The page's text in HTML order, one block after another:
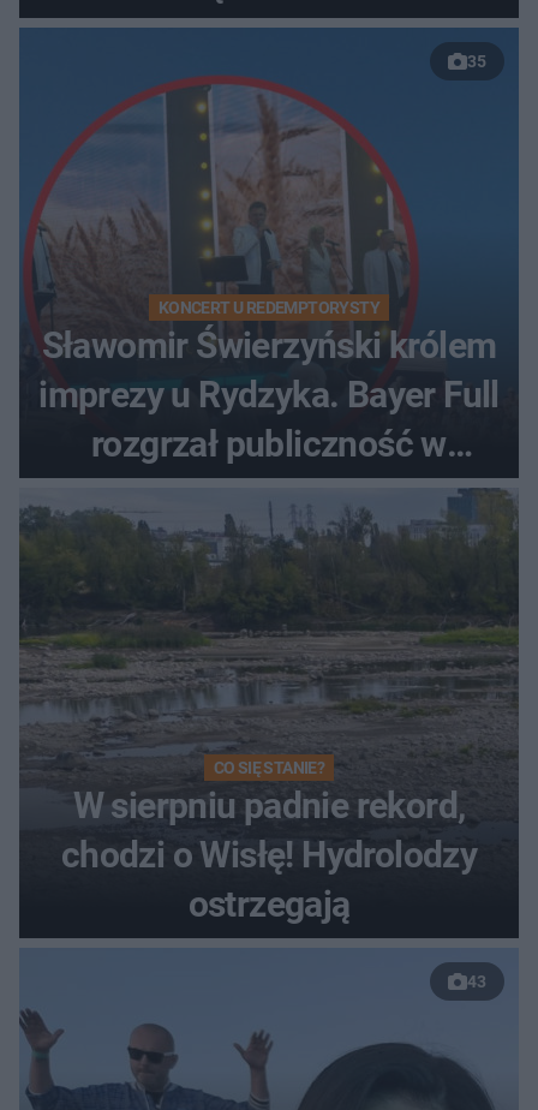
35
KONCERT U REDEMPTORYSTY
Sławomir Świerzyński królem
imprezy u Rydzyka. Bayer Full
rozgrzał publiczność w
Toruniu
CO SIĘ STANIE?
W sierpniu padnie rekord,
chodzi o Wisłę! Hydrolodzy
ostrzegają
43